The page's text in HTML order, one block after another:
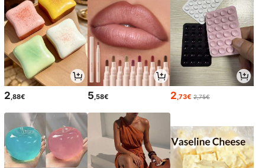
2,88€ 5,58€ 2,73€ 2,75€